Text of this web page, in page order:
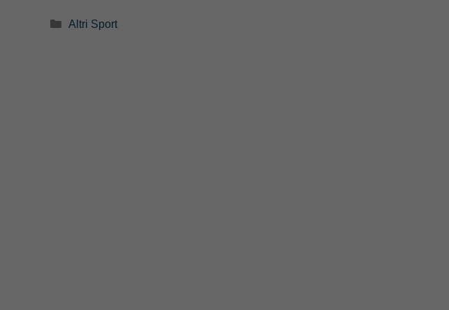
Categorie
Altri Sport